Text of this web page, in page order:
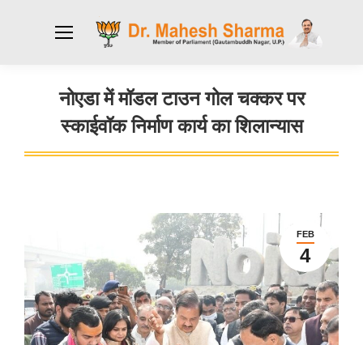
नोएडा में मॉडल टाउन गोल चक्कर पर
स्काईवॉक निर्माण कार्य का शिलान्यास
You are here:
FEB
4